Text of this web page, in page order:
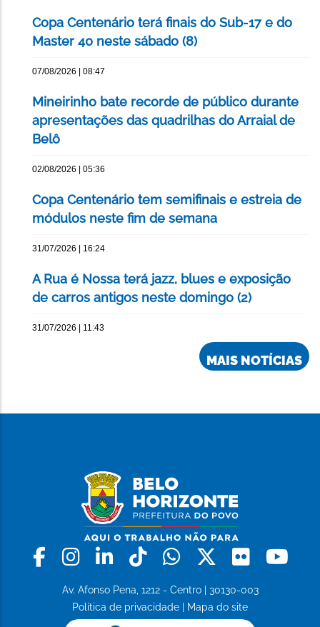
Copa Centenário terá finais do Sub-17 e do
Master 40 neste sábado (8)
07/08/2026 | 08:47
Mineirinho bate recorde de público durante
apresentações das quadrilhas do Arraial de
Belô
02/08/2026 | 05:36
Copa Centenário tem semifinais e estreia de
módulos neste fim de semana
31/07/2026 | 16:24
A Rua é Nossa terá jazz, blues e exposição
de carros antigos neste domingo (2)
31/07/2026 | 11:43
MAIS NOTÍCIAS
Facebook
Instagram
LinkedinTiktokWhatsapp
X Flickr
Av. Afonso Pena, 1212 - Centro | 30130-003
Política de privacidade
Mapa do site